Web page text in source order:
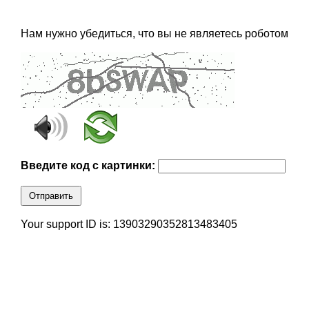
Нам нужно убедиться, что вы не являетесь роботом
Введите код с картинки:
Отправить
Your support ID is: 13903290352813483405